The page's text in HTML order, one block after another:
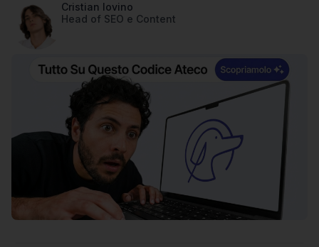
Cristian Iovino
Head of SEO e Content